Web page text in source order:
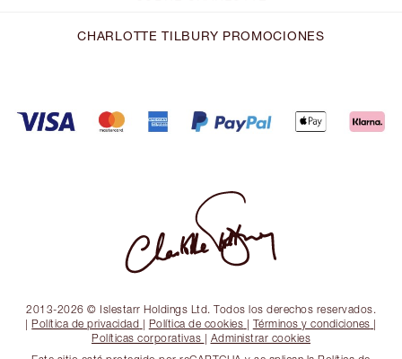
CHARLOTTE TILBURY PROMOCIONES
2013-2026 © Islestarr Holdings Ltd. Todos los derechos reservados.
| Política de privacidad | Política de cookies | Términos y condiciones |
Políticas corporativas | Administrar cookies